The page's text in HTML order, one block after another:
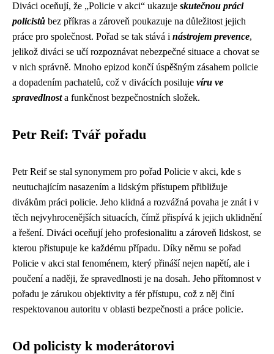
Diváci oceňují, že „Policie v akci“ ukazuje skutečnou práci
policistů bez příkras a zároveň poukazuje na důležitost jejich
práce pro společnost. Pořad se tak stává i nástrojem prevence,
jelikož diváci se učí rozpoznávat nebezpečné situace a chovat se
v nich správně. Mnoho epizod končí úspěšným zásahem policie
a dopadením pachatelů, což v divácích posiluje víru ve
spravedlnosta funkčnost bezpečnostních složek.
Petr Reif: Tvář pořadu
Petr Reif se stal synonymem pro pořad Policie v akci, kde s
neutuchajícím nasazením a lidským přístupem přibližuje
divákům práci policie. Jeho klidná a rozvážná povaha je znát i v
těch nejvyhrocenějších situacích, čímž přispívá k jejich uklidnění
a řešení. Diváci oceňují jeho profesionalitu a zároveň lidskost, se
kterou přistupuje ke každému případu. Díky němu se pořad
Policie v akci stal fenoménem, který přináší nejen napětí, ale i
poučení a naději, že spravedlnosti je na dosah. Jeho přítomnost v
pořadu je zárukou objektivity a fér přístupu, což z něj činí
respektovanou autoritu v oblasti bezpečnosti a práce policie.
Od policisty k moderátorovi